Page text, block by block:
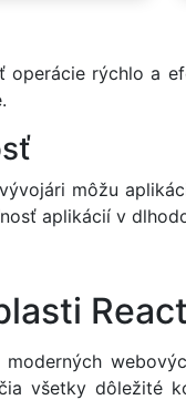
rýchlo a
môžu
aplikácií v
React
všetky